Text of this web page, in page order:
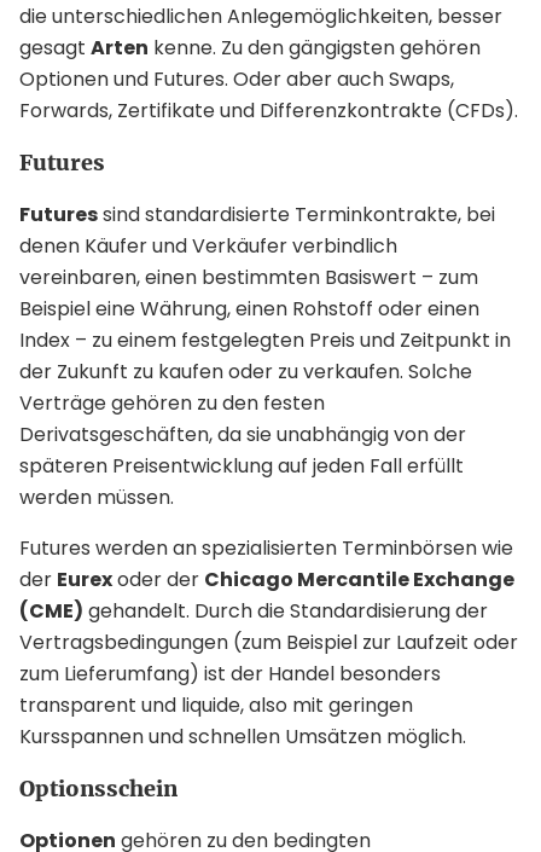
die unterschiedlichen Anlegemöglichkeiten, besser
gesagt Arten kenne. Zu den gängigsten gehören
Optionen und Futures. Oder aber auch Swaps,
Forwards, Zertifikate und Differenzkontrakte (CFDs).
Futures
Futuressind standardisierte Terminkontrakte, bei
denen Käufer und Verkäufer verbindlich
vereinbaren, einen bestimmten Basiswert – zum
Beispiel eine Währung, einen Rohstoff oder einen
Index – zu einem festgelegten Preis und Zeitpunkt in
der Zukunft zu kaufen oder zu verkaufen. Solche
Verträge gehören zu den festen
Derivatsgeschäften, da sie unabhängig von der
späteren Preisentwicklung auf jeden Fall erfüllt
werden müssen.
Futures werden an spezialisierten Terminbörsen wie
der Eurexoder der Chicago Mercantile Exchange
(CME) gehandelt. Durch die Standardisierung der
Vertragsbedingungen (zum Beispiel zur Laufzeit oder
zum Lieferumfang) ist der Handel besonders
transparent und liquide, also mit geringen
Kursspannen und schnellen Umsätzen möglich.
Optionsschein
Optionen gehören zu den bedingten